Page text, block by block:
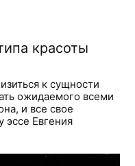
красоты
к сущности
ожидаемого всеми
и все свое
эссе Евгения